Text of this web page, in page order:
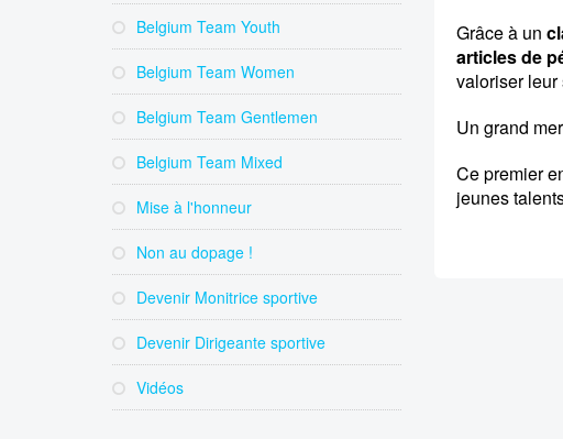
Belgium Team Youth
Belgium Team Women
Belgium Team Gentlemen
Belgium Team Mixed
Mise à l'honneur
Non au dopage !
Devenir Monitrice sportive
Devenir Dirigeante sportive
Vidéos
Grâce à un
articles de
valoriser leur
Un grand
Ce premier
jeunes